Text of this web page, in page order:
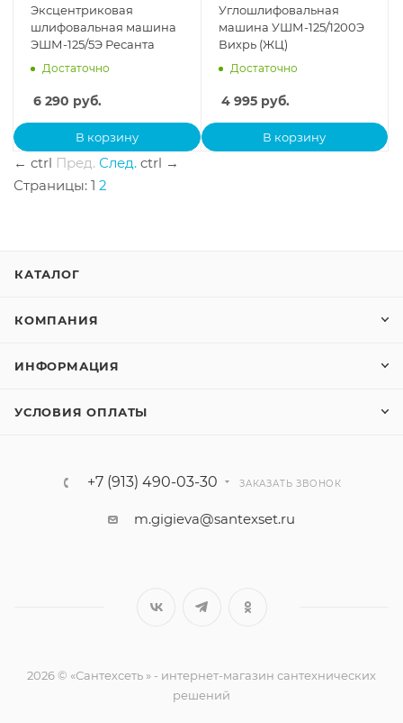
Эксцентриковая
шлифовальная машина
ЭШМ-125/5Э Ресанта
Достаточно
6 290 руб.
В корзину
Углошлифовальная
машина УШМ-125/1200Э
Вихрь (ЖЦ)
Достаточно
4 995руб.
В корзину
← ctrl Пред. След. ctrl →
Страницы: 1 2
КАТАЛОГ
КОМПАНИЯ
ИНФОРМАЦИЯ
УСЛОВИЯ ОПЛАТЫ
+7 (913) 490-03-30 ЗАКАЗАТЬ ЗВОНОК
m.gigieva@santexset.ru
2026 © «Сантехсеть » - интернет-магазин сантехнических
решений